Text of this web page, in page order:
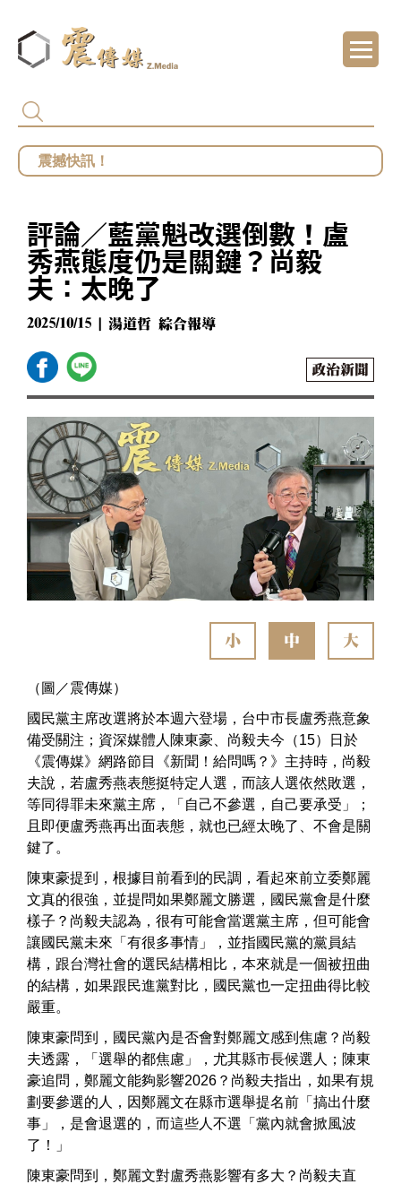
鄭麗文勝選國民黨主席 王鴻薇曝首要任務：
評論／藍黨魁改選倒數！盧
秀燕態度仍是關鍵？尚毅
夫：太晚了
2025/10/15 | 湯道哲 綜合報導
政治新聞
小 中 大
（圖／震傳媒）
國民黨主席改選將於本週六登場，台中市長盧秀燕意象
備受關注；資深媒體人陳東豪、尚毅夫今（15）日於
《震傳媒》網路節目《新聞！給問嗎？》主持時，尚毅
夫說，若盧秀燕表態挺特定人選，而該人選依然敗選，
等同得罪未來黨主席，「自己不參選，自己要承受」；
且即便盧秀燕再出面表態，就也已經太晚了、不會是關
鍵了。
陳東豪提到，根據目前看到的民調，看起來前立委鄭麗
文真的很強，並提問如果鄭麗文勝選，國民黨會是什麼
樣子？尚毅夫認為，很有可能會當選黨主席，但可能會
讓國民黨未來「有很多事情」，並指國民黨的黨員結
構，跟台灣社會的選民結構相比，本來就是一個被扭曲
的結構，如果跟民進黨對比，國民黨也一定扭曲得比較
嚴重。
陳東豪問到，國民黨內是否會對鄭麗文感到焦慮？尚毅
夫透露，「選舉的都焦慮」，尤其縣市長候選人；陳東
豪追問，鄭麗文能夠影響2026？尚毅夫指出，如果有規
劃要參選的人，因鄭麗文在縣市選舉提名前「搞出什麼
事」，是會退選的，而這些人不選「黨內就會掀風波
了！」
陳東豪問到，鄭麗文對盧秀燕影響有多大？尚毅夫直